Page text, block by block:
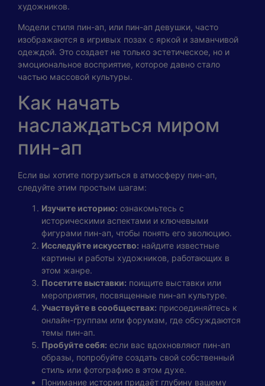
художников.
Модели стиля пин-ап, или пин-ап девушки, часто
изображаются в игривых позах с яркой и заманчивой
одеждой. Это создает не только эстетическое, но и
эмоциональное восприятие, которое давно стало
частью массовой культуры.
Как начать
наслаждаться миром
пин-ап
Если вы хотите погрузиться в атмосферу пин-ап,
следуйте этим простым шагам:
Изучите историю: ознакомьтесь с
историческими аспектами и ключевыми
фигурами пин-ап, чтобы понять его эволюцию.
Исследуйте искусство: найдите известные
картины и работы художников, работающих в
этом жанре.
Посетите выставки: поищите выставки или
мероприятия, посвященные пин-ап культуре.
Участвуйте в сообществах: присоединяйтесь к
онлайн-группам или форумам, где обсуждаются
темы пин-ап.
Пробуйте себя: если вас вдохновляют пин-ап
образы, попробуйте создать свой собственный
стиль или фотографию в этом духе.
Понимание истории придаёт глубину вашему